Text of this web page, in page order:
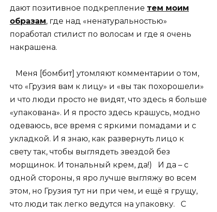
дают позитивное подкрепление тем моим
образам, где над «ненатуральностью»
поработал стилист по волосам и где я очень
накрашена.
⠀Меня [бомбит] утомляют комментарии о том,
что «Грузия вам к лицу» и «вы так похорошели»
и что люди просто не видят, что здесь я больше
«упакована». И я просто здесь крашусь, модно
одеваюсь, все время с яркими помадами и с
укладкой. И я знаю, как развернуть лицо к
свету так, чтобы выглядеть звездой без
морщинок. И тональный крем, да!)⠀И да – с
одной стороны, я яро лучше выгляжу во всем
этом, но Грузия тут ни при чем, и ещё я грущу,
что люди так легко ведутся на упаковку.⠀С